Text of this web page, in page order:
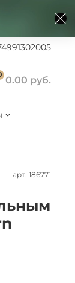
0.00 руб.
арт. 186771